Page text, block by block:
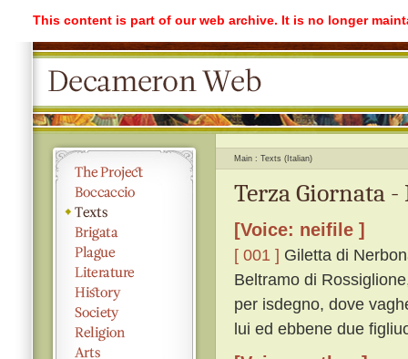
This content is part of our web archive. It is no longer
Main Texts (Italian)
Terza Giornata
[Voice: neifile ]
[ 001 ] Giletta di
Beltramo di
per isdegno, dove
lui ed ebbene due